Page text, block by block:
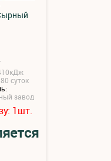
суток
завод
1шт.